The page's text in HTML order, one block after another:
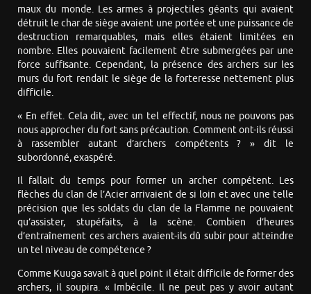
maux du monde. Les armes à projectiles géants qui avaient
détruit le char de siège avaient une portée et une puissance de
destruction remarquables, mais elles étaient limitées en
nombre. Elles pouvaient facilement être submergées par une
force suffisante. Cependant, la présence des archers sur les
murs du fort rendait le siège de la forteresse nettement plus
difficile.
« En effet. Cela dit, avec un tel effectif, nous ne pouvons pas
nous approcher du fort sans précaution. Comment ont-ils réussi
à rassembler autant d’archers compétents ? » dit le
subordonné, exaspéré.
Il fallait du temps pour former un archer compétent. Les
flèches du clan de l’Acier arrivaient de si loin et avec une telle
précision que les soldats du clan de la Flamme ne pouvaient
qu’assister, stupéfaits, à la scène. Combien d’heures
d’entraînement ces archers avaient-ils dû subir pour atteindre
un tel niveau de compétence ?
Comme Kuuga savait à quel point il était difficile de former des
archers, il soupira. « Imbécile. Il ne peut pas y avoir autant